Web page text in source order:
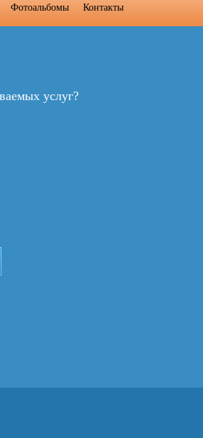
Фотоальбомы Контакты
услуг?